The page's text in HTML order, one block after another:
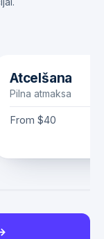
Atcelšana
Pilna atmaksa
From $40